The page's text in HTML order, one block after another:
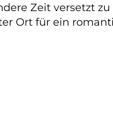
Zeit versetzt
Ort für ein